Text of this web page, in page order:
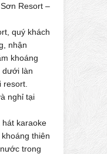
Resort –
quý khách
nhận
khoáng
dưới làn
nghỉ tại
hát karaoke
thiên
trong